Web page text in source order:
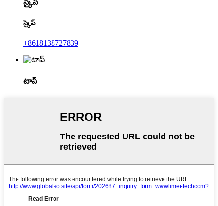
స్కైప్
స్కైప్
+8618138727839
టాప్